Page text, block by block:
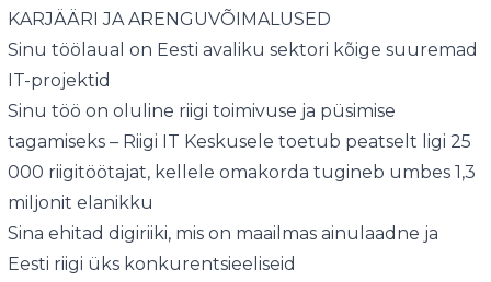
KARJÄÄRI JA ARENGUVÕIMALUSED
Sinu töölaual on Eesti avaliku sektori kõige suuremad
IT-projektid
Sinu töö on oluline riigi toimivuse ja püsimise
tagamiseks – Riigi IT Keskusele toetub peatselt ligi 25
000 riigitöötajat, kellele omakorda tugineb umbes 1,3
miljonit elanikku
Sina ehitad digiriiki, mis on maailmas ainulaadne ja
Eesti riigi üks konkurentsieeliseid